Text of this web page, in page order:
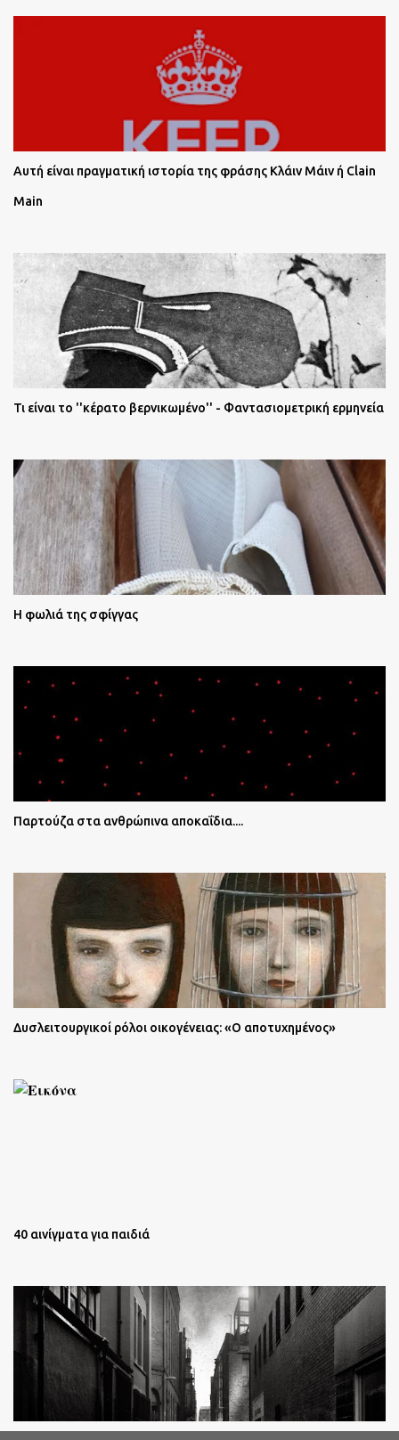
Αυτή είναι πραγματική ιστορία της φράσης Κλάιν Μάιν ή Clain
Main
Τι είναι το ''κέρατο βερνικωμένο'' - Φαντασιομετρική ερμηνεία
Η φωλιά της σφίγγας
Παρτούζα στα ανθρώπινα αποκαΐδια....
Δυσλειτουργικοί ρόλοι οικογένειας: «Ο αποτυχημένος»
40 αινίγματα για παιδιά